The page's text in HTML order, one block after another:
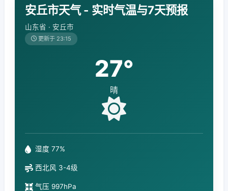
安丘市天气 - 实时气温与7天预报
山东省 · 安丘市
更新于 23:15
27°
晴
湿度 77%
西北风 3-4级
气压 997hPa